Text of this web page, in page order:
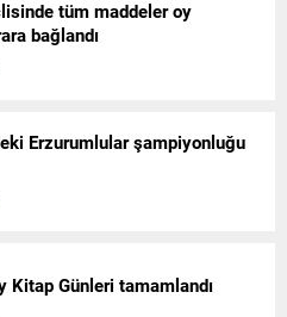
tüm maddeler oy
bağlandı
Erzurumlular şampiyonluğu
Kitap Günleri tamamlandı